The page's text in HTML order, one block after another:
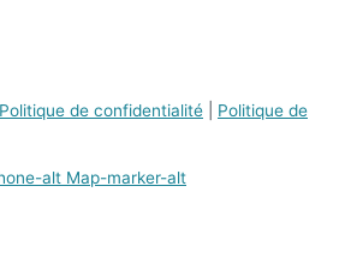
Politique de confidentialité
Politique de
alt Map-marker-alt